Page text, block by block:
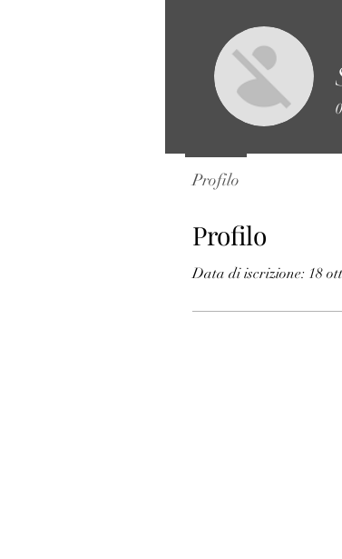
Profilo
Data di iscrizione: 18
0
Profilo